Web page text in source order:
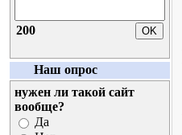
200
Наш опрос
нужен ли такой сайт
вообще?
Да